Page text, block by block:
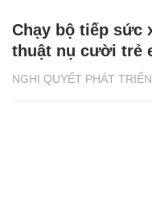
NGHỊ QUYẾT PHÁT
Chạy bộ tiếp sức
thuật nụ cười trẻ